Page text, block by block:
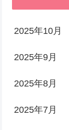
2025年10月
2025年9月
2025年8月
2025年7月